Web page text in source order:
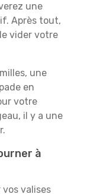
une
Après tout,
vider votre
une
en
votre
il y a une
à
vos valises